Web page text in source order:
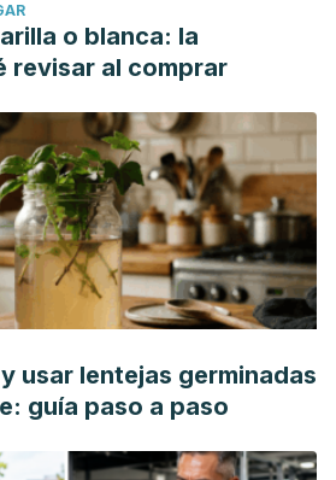
28608523/
o blanca: la
revisar al comprar
usar lentejas germinadas
guía paso a paso